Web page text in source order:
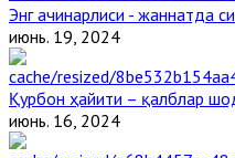
Энг ачинарлиси - жаннатда
июнь. 19, 2024
Қурбон ҳайити – қалблар
июнь. 16, 2024